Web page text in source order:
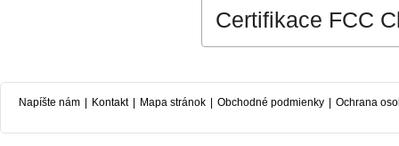
Certifikace FCC
Napíšte nám | Kontakt | Mapa stránok | Obchodné podmienky | Ochrana